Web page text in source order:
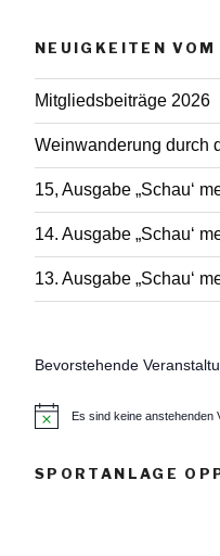
NEUIGKEITEN VOM
Mitgliedsbeiträge 2026
Weinwanderung durch
15, Ausgabe „Schau‘
14. Ausgabe „Schau‘
13. Ausgabe „Schau‘
Bevorstehende
w
Es sind keine anstehenden
SPORTANLAGE